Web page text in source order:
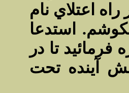
اعتلاي نام
استدعا
تا در
آينده تحت